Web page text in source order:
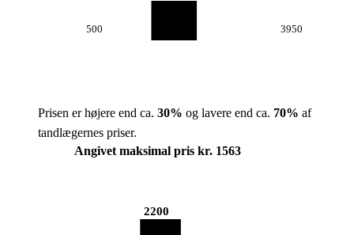
500 3950
Prisen er højere end ca. 30% og lavere end ca. 70% af
tandlægernes priser.
Angivet maksimal pris kr. 1563
2200